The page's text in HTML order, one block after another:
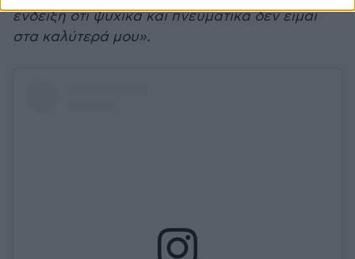
ένδειξη ότι ψυχικά και πνευματικά δεν είμαι
στα καλύτερά μου».